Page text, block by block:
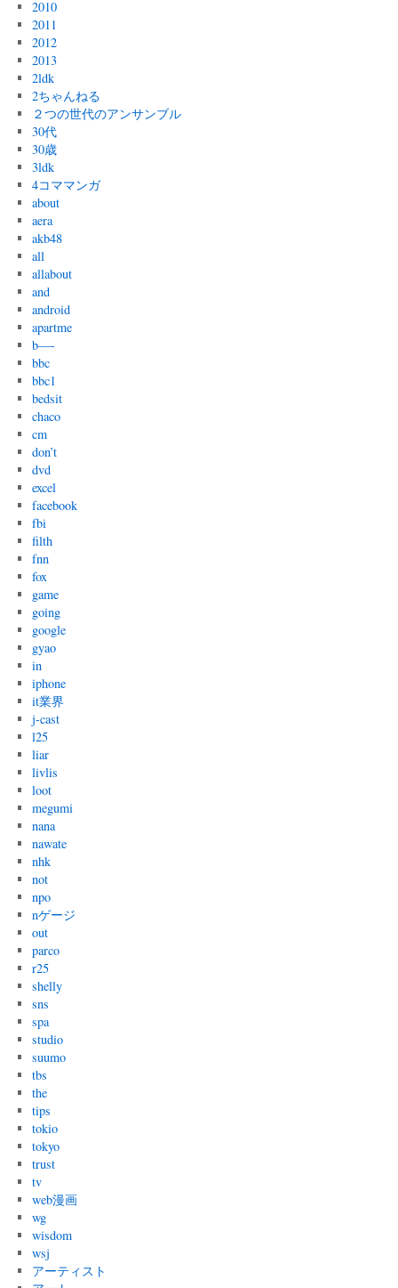
2010
2011
2012
2013
2ldk
2ちゃんねる
２つの世代のアンサンブル
30代
30歳
3ldk
4コママンガ
about
aera
akb48
all
allabout
and
android
apartme
b—-
bbc
bbc1
bedsit
chaco
cm
don’t
dvd
excel
facebook
fbi
filth
fnn
fox
game
going
google
gyao
in
iphone
it業界
j-cast
l25
liar
livlis
loot
megumi
nana
nawate
nhk
not
npo
nゲージ
out
parco
r25
shelly
sns
spa
studio
suumo
tbs
the
tips
tokio
tokyo
trust
tv
web漫画
wg
wisdom
wsj
アーティスト